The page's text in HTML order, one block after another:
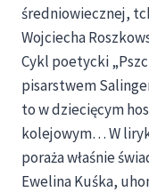
średniowiecznej,
Wojciecha
Cykl poetycki
pisarstwem
to w dziecięcym
kolejowym… W
poraża właśnie
Ewelina Kuśka,